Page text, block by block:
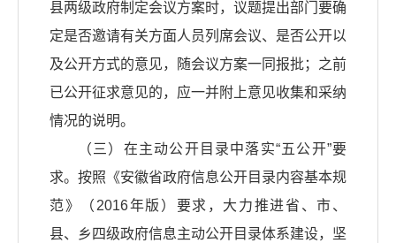
县两级政府制定会议方案时，议题提出部门要确
定是否邀请有关方面人员列席会议、是否公开以
及公开方式的意见，随会议方案一同报批；之前
已公开征求意见的，应一并附上意见收集和采纳
情况的说明。
（三）在主动公开目录中落实“五公开”要
求。按照《安徽省政府信息公开目录内容基本规
范》（2016年版）要求，大力推进省、市、
县、乡四级政府信息主动公开目录体系建设，坚